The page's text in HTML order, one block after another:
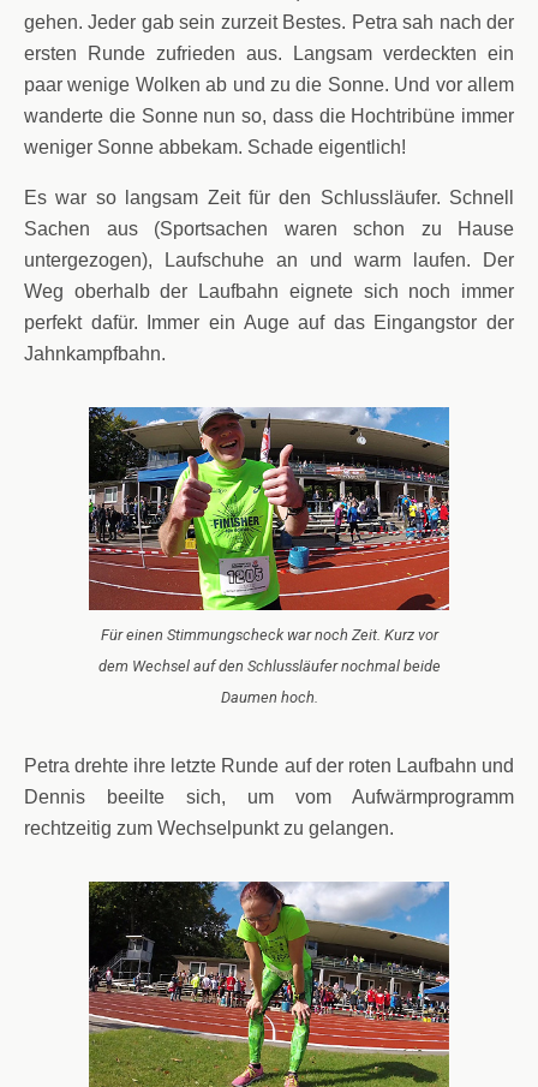
gehen. Jeder gab sein zurzeit Bestes. Petra sah nach der
ersten Runde zufrieden aus. Langsam verdeckten ein
paar wenige Wolken ab und zu die Sonne. Und vor allem
wanderte die Sonne nun so, dass die Hochtribüne immer
weniger Sonne abbekam. Schade eigentlich!
Es war so langsam Zeit für den Schlussläufer. Schnell
Sachen aus (Sportsachen waren schon zu Hause
untergezogen), Laufschuhe an und warm laufen. Der
Weg oberhalb der Laufbahn eignete sich noch immer
perfekt dafür. Immer ein Auge auf das Eingangstor der
Jahnkampfbahn.
Für einen Stimmungscheck war noch Zeit. Kurz vor
dem Wechsel auf den Schlussläufer nochmal beide
Daumen hoch.
Petra drehte ihre letzte Runde auf der roten Laufbahn und
Dennis beeilte sich, um vom Aufwärmprogramm
rechtzeitig zum Wechselpunkt zu gelangen.